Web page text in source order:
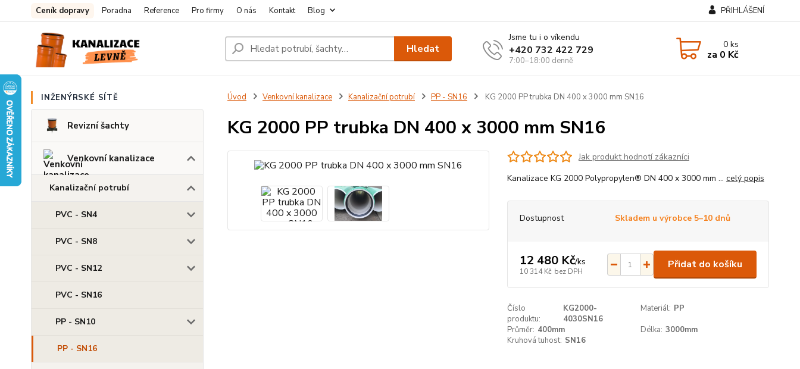
Ceník dopravy Poradna Reference Pro firmy O nás Kontakt Blog PŘIHLÁŠENÍ
Hledat
Jsme tu i o víkendu
+420 732 422 729
7:00–18:00 denně
0ks
za 0 Kč
INŽENÝRSKÉ SÍTĚ
Revizní šachty
Venkovní kanalizace
Kanalizační potrubí
PVC - SN4
PVC - SN8
PVC - SN12
PVC - SN16
PP - SN10
PP - SN16
Úvod Venkovní kanalizace Kanalizační potrubí PP - SN16 KG 2000 PP trubka DN 400 x 3000 mm SN16
KG 2000 PP trubka DN 400 x 3000 mm SN16
Jak produkt hodnotí zákazníci
Kanalizace KG 2000 Polypropylen® DN 400 x 3000 mm ... celý popis
Dostupnost Skladem u výrobce 5–10 dnů
12 480 Kč/ks
10 314 Kč bez DPH
Přidat do košíku
Číslo
produktu:
KG2000-
4030SN16
Materiál: PP
Průměr: 400mm Délka: 3000mm
Kruhová tuhost: SN16